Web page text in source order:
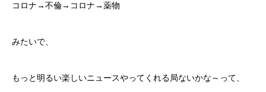
コロナ→不倫→コロナ→薬物
みたいで、
もっと明るい楽しいニュースやってくれる局ないかな～って、